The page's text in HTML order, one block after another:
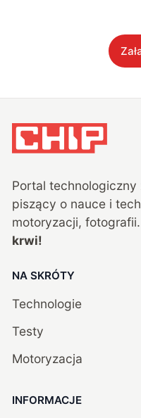
Portal technologiczny
piszący o nauce i
motoryzacji, fotografii.
krwi!
NA SKRÓTY
Technologie
Testy
Motoryzacja
INFORMACJE